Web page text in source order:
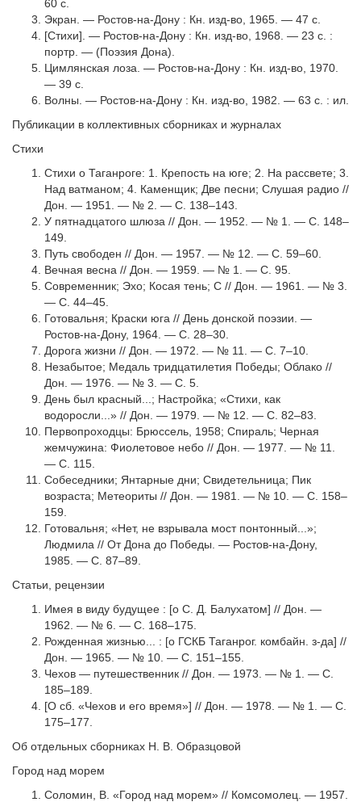
60 с.
Экран. — Ростов-на-Дону : Кн. изд-во, 1965. — 47 с.
[Стихи]. — Ростов-на-Дону : Кн. изд-во, 1968. — 23 с. :
портр. — (Поэзия Дона).
Цимлянская лоза. — Ростов-на-Дону : Кн. изд-во, 1970.
— 39 с.
Волны. — Ростов-на-Дону : Кн. изд-во, 1982. — 63 с. : ил.
Публикации в коллективных сборниках и журналах
Стихи
Стихи о Таганроге: 1. Крепость на юге; 2. На рассвете; 3.
Над ватманом; 4. Каменщик; Две песни; Слушая радио //
Дон. — 1951. — № 2. — С. 138–143.
У пятнадцатого шлюза // Дон. — 1952. — № 1. — С. 148–
149.
Путь свободен // Дон. — 1957. — № 12. — С. 59–60.
Вечная весна // Дон. — 1959. — № 1. — С. 95.
Современник; Эхо; Косая тень; С // Дон. — 1961. — № 3.
— С. 44–45.
Готовальня; Краски юга // День донской поэзии. —
Ростов-на-Дону, 1964. — С. 28–30.
Дорога жизни // Дон. — 1972. — № 11. — С. 7–10.
Незабытое; Медаль тридцатилетия Победы; Облако //
Дон. — 1976. — № 3. — С. 5.
День был красный...; Настройка; «Стихи, как
водоросли...» // Дон. — 1979. — № 12. — С. 82–83.
Первопроходцы: Брюссель, 1958; Спираль; Черная
жемчужина: Фиолетовое небо // Дон. — 1977. — № 11.
— С. 115.
Собеседники; Янтарные дни; Свидетельница; Пик
возраста; Метеориты // Дон. — 1981. — № 10. — С. 158–
159.
Готовальня; «Нет, не взрывала мост понтонный...»;
Людмила // От Дона до Победы. — Ростов-на-Дону,
1985. — С. 87–89.
Статьи, рецензии
Имея в виду будущее : [о С. Д. Балухатом] // Дон. —
1962. — № 6. — С. 168–175.
Рожденная жизнью... : [о ГСКБ Таганрог. комбайн. з-да] //
Дон. — 1965. — № 10. — С. 151–155.
Чехов — путешественник // Дон. — 1973. — № 1. — С.
185–189.
[О сб. «Чехов и его время»] // Дон. — 1978. — № 1. — С.
175–177.
Об отдельных сборниках Н. В. Образцовой
Город над морем
Соломин, В. «Город над морем» // Комсомолец. — 1957.